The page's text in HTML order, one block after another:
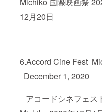
12月20日
6.Accord Cine Fest
December 1, 2020
アコードシネフェス